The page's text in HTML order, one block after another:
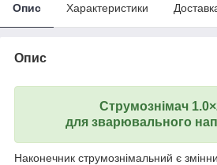
Опис Характеристики
Опис
Струмознімач
для зварювального
Наконечник струмознімальний є